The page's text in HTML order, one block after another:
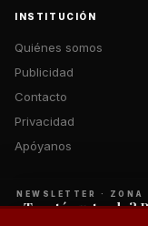
INSTITUCIÓN
Quiénes somos
Publicidad
Contacto
Privacidad
Apóyanos
NEWSLETTER · ZONA
¿Te está gustando?